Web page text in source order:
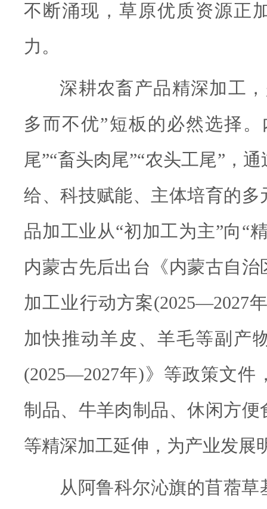
不断涌现，草原优质资源正
力。
深耕农畜产品精深加工
多而不优”短板的必然选择
尾”“畜头肉尾”“农头工尾”，
给、科技赋能、主体培育的
品加工业从“初加工为主”向“
内蒙古先后出台《内蒙古自
加工业行动方案(2025—2027
加快推动羊皮、羊毛等副产
(2025—2027年)》等政策文件
制品、牛羊肉制品、休闲方
等精深加工延伸，为产业发展
从阿鲁科尔沁旗的苜蓿